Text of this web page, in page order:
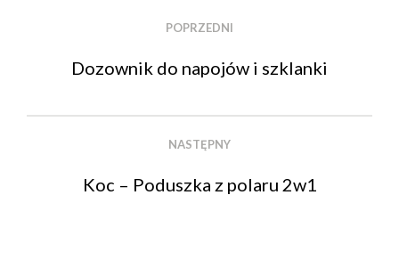
POPRZEDNI
Dozownik do napojów i szklanki
NASTĘPNY
Koc – Poduszka z polaru 2w1